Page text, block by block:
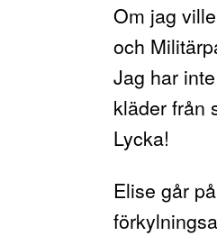
Om jag
och
Jag har
kläder från
Lycka!
Elise går